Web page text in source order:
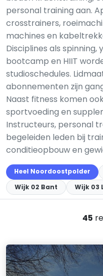
personal training aan.
crosstrainers,
machines en
Disciplines als spinning,
bootcamp en HIIT
studioschedules.
abonnementen zijn
Naast fitness komen
sportvoeding en
Instructeurs, personal
begeleiden leden bij
conditieopbouw en
Heel Noordoostpolder
Wijk 02 Bant
Wijk 03
45